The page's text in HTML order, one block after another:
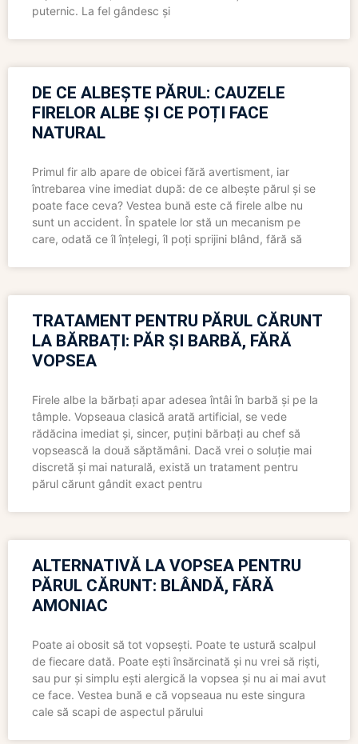
puternic. La fel gândesc și
DE CE ALBEȘTE PĂRUL: CAUZELE
FIRELOR ALBE ȘI CE POȚI FACE
NATURAL
Primul fir alb apare de obicei fără avertisment, iar
întrebarea vine imediat după: de ce albește părul și se
poate face ceva? Vestea bună este că firele albe nu
sunt un accident. În spatele lor stă un mecanism pe
care, odată ce îl înțelegi, îl poți sprijini blând, fără să
TRATAMENT PENTRU PĂRUL CĂRUNT
LA BĂRBAȚI: PĂR ȘI BARBĂ, FĂRĂ
VOPSEA
Firele albe la bărbați apar adesea întâi în barbă și pe la
tâmple. Vopseaua clasică arată artificial, se vede
rădăcina imediat și, sincer, puțini bărbați au chef să
vopsească la două săptămâni. Dacă vrei o soluție mai
discretă și mai naturală, există un tratament pentru
părul cărunt gândit exact pentru
ALTERNATIVĂ LA VOPSEA PENTRU
PĂRUL CĂRUNT: BLÂNDĂ, FĂRĂ
AMONIAC
Poate ai obosit să tot vopsești. Poate te ustură scalpul
de fiecare dată. Poate ești însărcinată și nu vrei să riști,
sau pur și simplu ești alergică la vopsea și nu ai mai avut
ce face. Vestea bună e că vopseaua nu este singura
cale să scapi de aspectul părului